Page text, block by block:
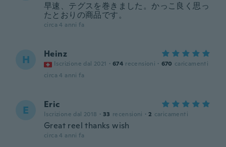
早速、テグスを巻きました。かっこ良く思っ
たとおりの商品です。
circa 4 anni fa
H Heinz
Iscrizione dal 2021 · 674 recensioni · 670 caricamenti
circa 4 anni fa
E Eric
Iscrizione dal 2018 · 33 recensioni · 2 caricamenti
Great reel thanks wish
circa 4 anni fa